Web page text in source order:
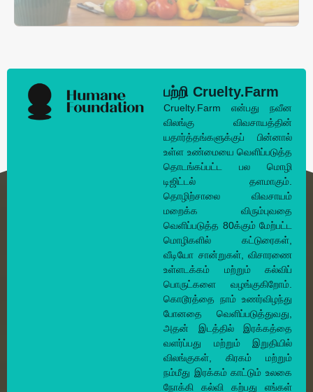
பற்றி Cruelty.Farm
Cruelty.Farm என்பது நவீன
விலங்கு விவசாயத்தின்
யதார்த்தங்களுக்குப் பின்னால்
உள்ள உண்மையை வெளிப்படுத்த
தொடங்கப்பட்ட பல மொழி
டிஜிட்டல் தளமாகும்.
தொழிற்சாலை விவசாயம்
மறைக்க விரும்புவதை
வெளிப்படுத்த 80க்கும் மேற்பட்ட
மொழிகளில் கட்டுரைகள்,
வீடியோ சான்றுகள், விசாரணை
உள்ளடக்கம் மற்றும் கல்விப்
பொருட்களை வழங்குகிறோம்.
கொடூரத்தை நாம் உணர்விழந்து
போனதை வெளிப்படுத்துவது,
அதன் இடத்தில் இரக்கத்தை
வளர்ப்பது மற்றும் இறுதியில்
விலங்குகள், கிரகம் மற்றும்
நம்மீது இரக்கம் காட்டும் உலகை
நோக்கி கல்வி கற்பது எங்கள்